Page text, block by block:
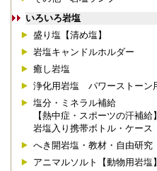
いろいろ岩塩
盛り塩【清め塩】
岩塩キャンドルホルダー
癒し岩塩
浄化用岩塩 パワーストーン
塩分・ミネラル補給
【熱中症・スポーツの汗補給】
岩塩入り携帯ボトル・ケース
へき開岩塩・教材・自由研究
アニマルソルト【動物用岩塩】